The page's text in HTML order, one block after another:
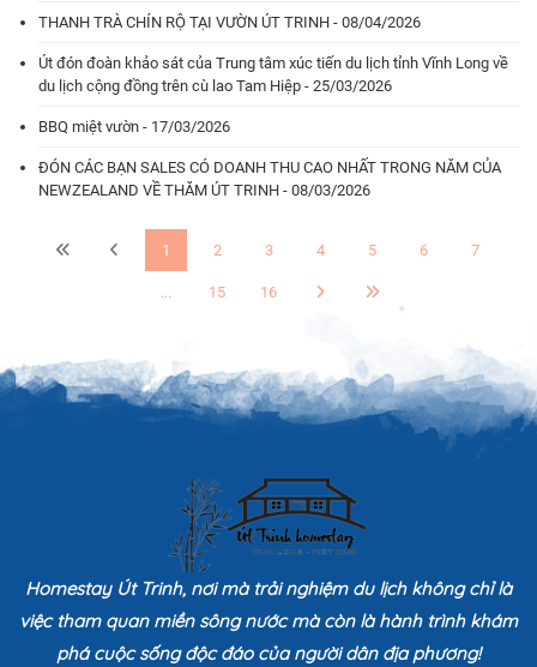
THANH TRÀ CHÍN RỘ TẠI VƯỜN ÚT TRINH - 08/04/2026
Út đón đoàn khảo sát của Trung tâm xúc tiến du lịch tỉnh Vĩnh Long về
du lịch cộng đồng trên cù lao Tam Hiệp - 25/03/2026
BBQ miệt vườn - 17/03/2026
ĐÓN CÁC BẠN SALES CÓ DOANH THU CAO NHẤT TRONG NĂM CỦA
NEWZEALAND VỀ THĂM ÚT TRINH - 08/03/2026
1 2 3 4 5 6 7
... 15 16
Homestay Út Trinh, nơi mà trải nghiệm du lịch không chỉ là
việc tham quan miền sông nước mà còn là hành trình khám
phá cuộc sống độc đáo của người dân địa phương!